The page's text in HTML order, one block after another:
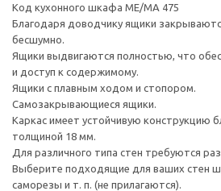
Код кухонного шкафа ME/MA 475
Благодаря доводчику ящики
бесшумно.
Ящики выдвигаются полностью, что
и доступ к содержимому.
Ящики с плавным ходом и стопором.
Самозакрывающиеся ящики.
Каркас имеет устойчивую конструкцию
толщиной 18 мм.
Для различного типа стен требуются
Выберите подходящие для ваших стен
саморезы и т. п. (не прилагаются).